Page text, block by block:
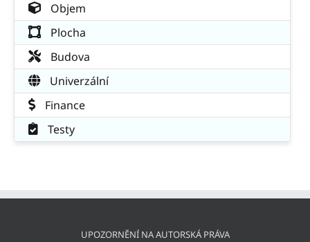
Objem
Plocha
Budova
Univerzální
Finance
Testy
UPOZORNĚNÍ NA AUTORSKÁ PRÁVA